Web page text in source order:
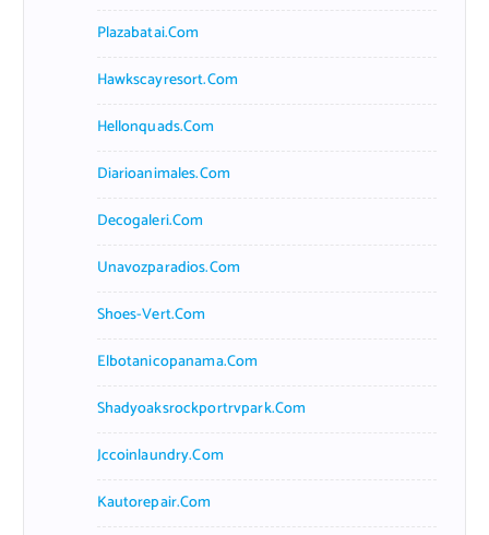
Plazabatai.com
Hawkscayresort.com
Hellonquads.com
Diarioanimales.com
Decogaleri.com
Unavozparadios.com
Shoes-Vert.com
Elbotanicopanama.com
Shadyoaksrockportrvpark.com
Jccoinlaundry.com
Kautorepair.com